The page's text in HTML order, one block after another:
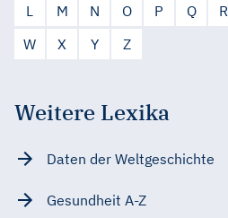
L
M N O P Q R
W
X Y Z
Weitere Lexika
Daten der Weltgeschichte
Gesundheit A-Z